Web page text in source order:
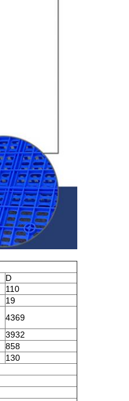
D
110
19
4369
3932
858
130